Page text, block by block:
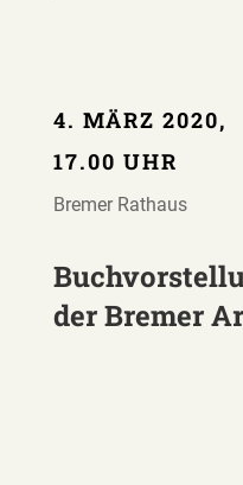
4. MÄRZ 2020,
17.00 UHR
Bremer Rathaus
der Bremer